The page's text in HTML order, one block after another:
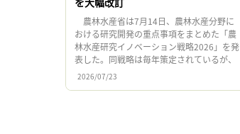
農林水産省は7月14日、農林水産分野に
おける研究開発の重点事項をまとめた「農
林水産研究イノベーション戦略2026」を発
表した。同戦略は毎年策定されているが、
今回は単なる年次更新ではなく、政策背
景、重点技術、研究推進体制 […]
2026/07/23